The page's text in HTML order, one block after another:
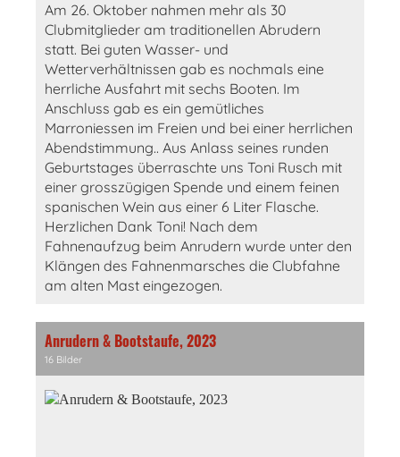
Am 26. Oktober nahmen mehr als 30
Clubmitglieder am traditionellen Abrudern
statt. Bei guten Wasser- und
Wetterverhältnissen gab es nochmals eine
herrliche Ausfahrt mit sechs Booten. Im
Anschluss gab es ein gemütliches
Marroniessen im Freien und bei einer herrlichen
Abendstimmung.. Aus Anlass seines runden
Geburtstages überraschte uns Toni Rusch mit
einer grosszügigen Spende und einem feinen
spanischen Wein aus einer 6 Liter Flasche.
Herzlichen Dank Toni! Nach dem
Fahnenaufzug beim Anrudern wurde unter den
Klängen des Fahnenmarsches die Clubfahne
am alten Mast eingezogen.
Anrudern & Bootstaufe, 2023
16 Bilder